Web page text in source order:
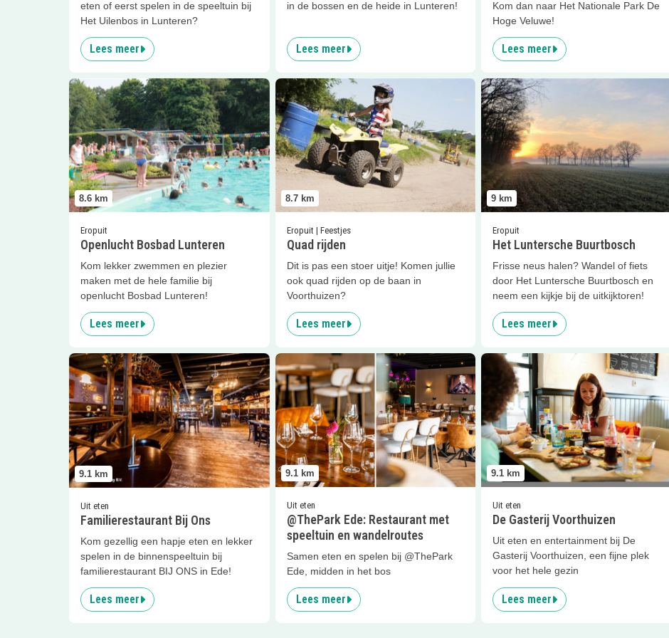
eten of eerst spelen in de speeltuin bij
Het Uilenbos in Lunteren?
Lees meer
in de bossen en de heide in Lunteren!
Lees meer
Kom dan naar Het Nationale Park De
Hoge Veluwe!
Lees meer
8.6 km
Eropuit
Openlucht Bosbad Lunteren
Kom lekker zwemmen en plezier
maken met de hele familie bij
openlucht Bosbad Lunteren!
Lees meer
Lees meer Openlucht Bosbad Lunteren
8.7 km
Eropuit | Feestjes
Quad rijden
Dit is pas een stoer uitje! Komen jullie
ook quad rijden op de baan in
Voorthuizen?
Lees meer
Lees meer Quad rijden
9 km
Eropuit
Het Luntersche Buurtbosch
Frisse neus halen? Wandel of fiets
door Het Luntersche Buurtbosch en
neem een kijkje bij de uitkijktoren!
Lees meer
Lees meer Het Luntersche Buurtbosch
9.1 km
Uit eten
Familierestaurant Bij Ons
Kom gezellig een hapje eten en lekker
spelen in de binnenspeeltuin bij
familierestaurant BIJ ONS in Ede!
Lees meer
Lees meer Familierestaurant Bij Ons
9.1 km
Uit eten
@ThePark Ede: Restaurant met
speeltuin en wandelroutes
Samen eten en spelen bij @ThePark
Ede, midden in het bos
Lees meer
Lees meer @ThePark Ede: Restaurant met speeltuin en wandelroutes
9.1 km
Uit eten
De Gasterij Voorthuizen
Uit eten en entertainment bij De
Gasterij Voorthuizen, een fijne plek
voor het hele gezin
Lees meer
Lees meer De Gasterij Voorthuizen